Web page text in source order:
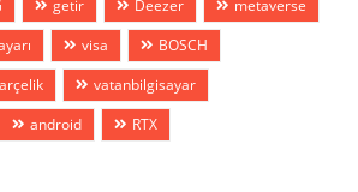
getir Deezer
metaverse
visa
BOSCH
arçelik
vatanbilgisayar
android RTX